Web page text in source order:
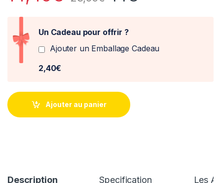
Un Cadeau pour offrir ?
Ajouter un Emballage Cadeau
2,40€
Ajouter au panier
Description Specification Les